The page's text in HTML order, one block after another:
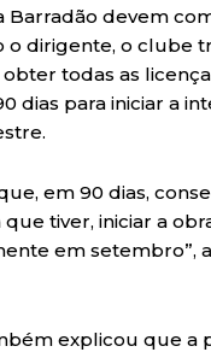
Barradão devem
o dirigente, o clube
todas as
dias para iniciar a
em 90 dias,
que tiver, iniciar a
em setembro”,
explicou que a